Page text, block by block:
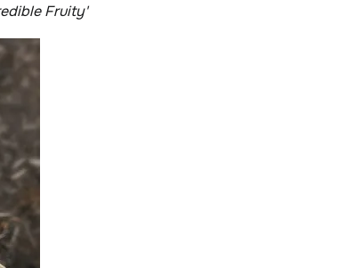
Fruity'